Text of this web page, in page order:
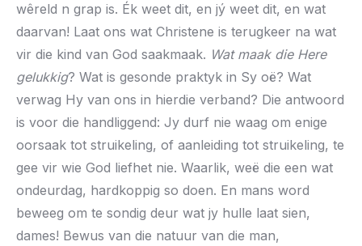
wêreld n grap is. Ék weet dit, en jý weet dit, en wat
daarvan! Laat ons wat Christene is terugkeer na wat
vir die kind van God saakmaak. Wat maak die Here
gelukkig? Wat is gesonde praktyk in Sy oë? Wat
verwag Hy van ons in hierdie verband? Die antwoord
is voor die handliggend: Jy durf nie waag om enige
oorsaak tot struikeling, of aanleiding tot struikeling, te
gee vir wie God liefhet nie. Waarlik, weë die een wat
ondeurdag, hardkoppig so doen. En mans word
beweeg om te sondig deur wat jy hulle laat sien,
dames! Bewus van die natuur van die man,